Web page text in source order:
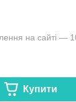
на сайті —
Купити